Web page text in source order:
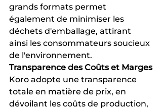
grands formats permet
également de minimiser les
déchets d'emballage, attirant
ainsi les consommateurs soucieux
de l'environnement.
Transparence des Coûts et Marges
Koro adopte une transparence
totale en matière de prix, en
dévoilant les coûts de production,